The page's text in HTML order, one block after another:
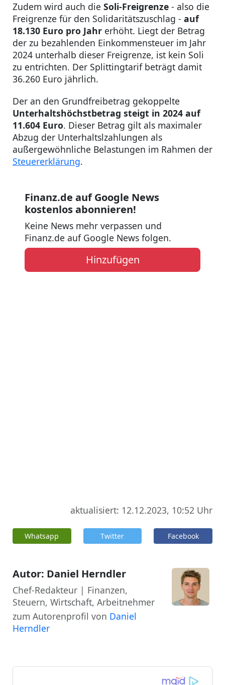
Zudem wird auch die Soli-Freigrenze - also die
Freigrenze für den Solidaritätszuschlag - auf
18.130 Euro pro Jahr erhöht. Liegt der Betrag
der zu bezahlenden Einkommensteuer im Jahr
2024 unterhalb dieser Freigrenze, ist kein Soli
zu entrichten. Der Splittingtarif beträgt damit
36.260 Euro jährlich.
Der an den Grundfreibetrag gekoppelte
Unterhaltshöchstbetrag steigt in 2024 auf
11.604 Euro. Dieser Betrag gilt als maximaler
Abzug der Unterhaltslzahlungen als
außergewöhnliche Belastungen im Rahmen der
Steuererklärung.
Finanz.de auf Google News
kostenlos abonnieren!
Keine News mehr verpassen und
Finanz.de auf Google News folgen.
Hinzufügen
aktualisiert: 12.12.2023, 10:52 Uhr
Whatsapp Twitter Facebook
Autor: Daniel Herndler
Chef-Redakteur | Finanzen,
Steuern, Wirtschaft, Arbeitnehmer
zum Autorenprofil von Daniel
Herndler